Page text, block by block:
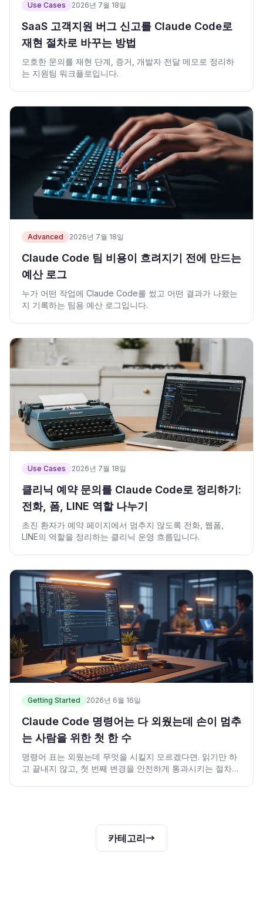
Use Cases 2026년 7월 18일
SaaS 고객지원 버그 신고를 Claude Code로
재현 절차로 바꾸는 방법
모호한 문의를 재현 단계, 증거, 개발자 전달 메모로 정리하
는 지원팀 워크플로입니다.
Advanced 2026년 7월 18일
Claude Code 팀 비용이 흐려지기 전에 만드는
예산 로그
누가 어떤 작업에 Claude Code를 썼고 어떤 결과가 나왔는
지 기록하는 팀용 예산 로그입니다.
Use Cases 2026년 7월 18일
클리닉 예약 문의를 Claude Code로 정리하기:
전화, 폼, LINE 역할 나누기
초진 환자가 예약 페이지에서 멈추지 않도록 전화, 웹폼,
LINE의 역할을 정리하는 클리닉 운영 흐름입니다.
Getting Started 2026년 6월 16일
Claude Code 명령어는 다 외웠는데 손이 멈추
는 사람을 위한 첫 한 수
명령어 표는 외웠는데 무엇을 시킬지 모르겠다면. 읽기만 하
고 끝내지 않고, 첫 번째 변경을 안전하게 통과시키는 절차와
카테고리→